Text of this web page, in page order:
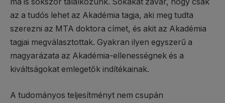
ma is sokszor találkozunk. Sokakat zavar, hogy csak
az a tudós lehet az Akadémia tagja, aki meg tudta
szerezni az MTA doktora címet, és akit az Akadémia
tagjai megválasztottak. Gyakran ilyen egyszerű a
magyarázata az Akadémia-ellenességnek és a
kiváltságokat emlegetők indítékainak.
A tudományos teljesítményt nem csupán